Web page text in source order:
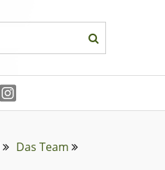
Das Team